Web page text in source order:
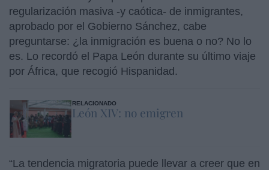
regularización masiva -y caótica- de inmigrantes,
aprobado por el Gobierno Sánchez, cabe
preguntarse: ¿la inmigración es buena o no? No lo
es. Lo recordó el Papa León durante su último viaje
por África, que recogió Hispanidad.
RELACIONADO
León XIV: no emigren
“La tendencia migratoria puede llevar a creer que en